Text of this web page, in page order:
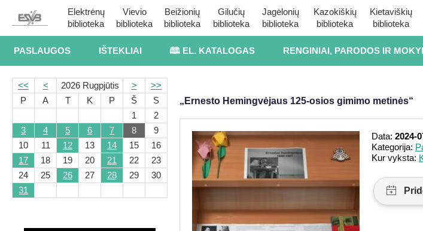
Elektrėnų
biblioteka
Vievio
biblioteka
Beižionių
biblioteka
Gilučių
biblioteka
Jagėlonių
biblioteka
Kazokiškių
biblioteka
Kietaviškių
biblioteka
PASLAUGOS IŠTEKLIAI 🕮 EL. KATALOGAS RENGINIAI, PARODOS IR
<< < 2026 Rugpjūtis >
>>
P
A T K P Š
S
1
2
3
4 5 6 7 8
9
10
11 12 13 14 15
16
17
18 19 20 21 22
23
24
25 26 27 28 29
30
31
„Ernesto Hemingvėjaus 125-osios gimimo metinės“
Data: 2024-
Kategorija:
Kur vyksta: